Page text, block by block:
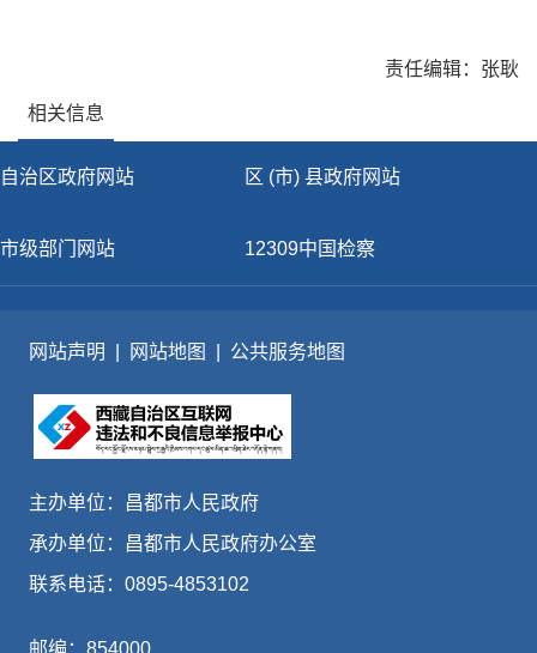
责任编辑：张耿
相关信息
自治区政府网站 区 (市) 县政府网站
市级部门网站 12309中国检察
网站声明 网站地图 公共服务地图
主办单位：昌都市人民政府
承办单位：昌都市人民政府办公室
联系电话：0895-4853102
邮编：854000